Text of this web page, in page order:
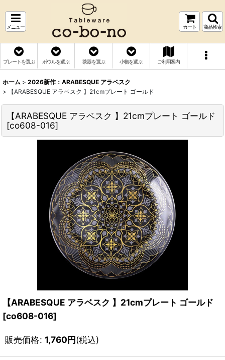
メニュー カート 商品検索
プレートを選ぶ ボウルを選ぶ 茶器を選ぶ 小物を選ぶ ご利用案内
ホーム > 2026新作：ARABESQUE アラベスク
>
【ARABESQUE アラベスク 】21cmプレート ゴールド
【ARABESQUE アラベスク 】21cmプレート ゴールド
[co608-016]
【ARABESQUE アラベスク 】21cmプレート ゴールド
[co608-016]
販売価格: 1,760円(税込)